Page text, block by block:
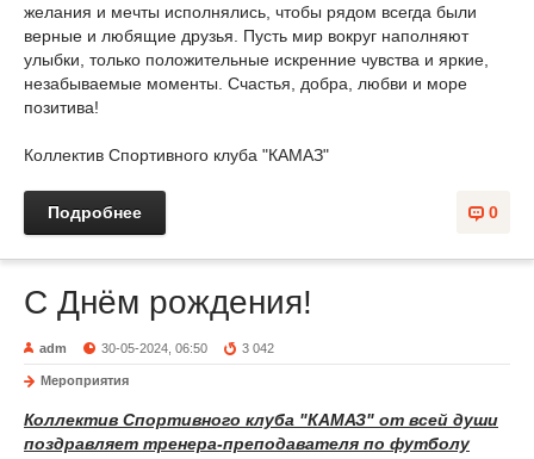
желания и мечты исполнялись, чтобы рядом всегда были
верные и любящие друзья. Пусть мир вокруг наполняют
улыбки, только положительные искренние чувства и яркие,
незабываемые моменты. Счастья, добра, любви и море
позитива!
Коллектив Спортивного клуба "КАМАЗ"
0
Подробнее
С Днём рождения!
adm 30-05-2024, 06:50 3 042
Мероприятия
Коллектив Спортивного клуба "КАМАЗ" от всей души
поздравляет тренера-преподавателя по футболу